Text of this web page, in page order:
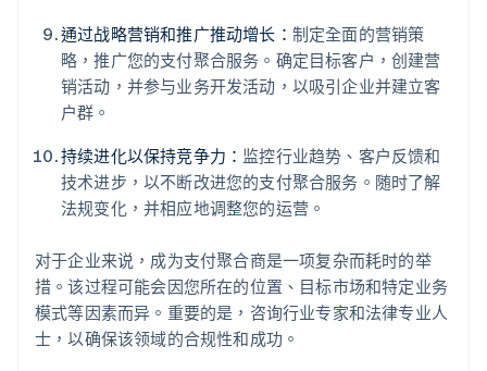
通过战略营销和推广推动增长： 制定全面的营销策
略，推广您的支付聚合服务。确定目标客户，创建营
销活动，并参与业务开发活动，以吸引企业并建立客
户群。
持续进化以保持竞争力： 监控行业趋势、客户反馈和
技术进步，以不断改进您的支付聚合服务。随时了解
法规变化，并相应地调整您的运营。
对于企业来说，成为支付聚合商是一项复杂而耗时的举
措。该过程可能会因您所在的位置、目标市场和特定业务
模式等因素而异。重要的是，咨询行业专家和法律专业人
士，以确保该领域的合规性和成功。